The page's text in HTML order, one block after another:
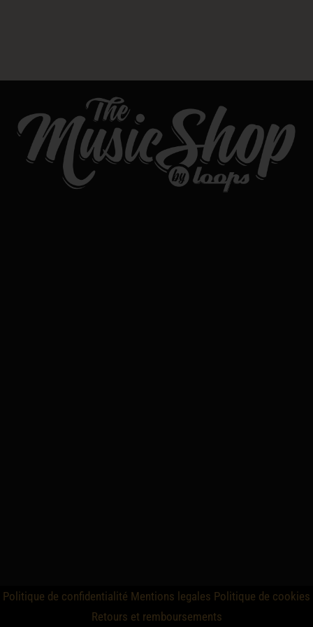
Politique de confidentialité Mentions legales Politique de cookies
Retours et remboursements